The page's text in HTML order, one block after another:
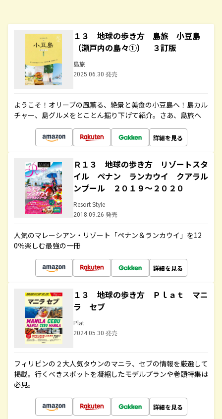
１３ 地球の歩き方 島旅 小豆島
（瀬戸内の島々①） ３訂版
島旅
2025.06.30 発売
ようこそ！オリーブの風薫る、絶景と美食の小豆島へ！島カル
チャー、島グルメをとことん掘り下げて紹介。さあ、島旅へ
詳細を見る
Ｒ１３ 地球の歩き方 リゾートスタ
イル ペナン ランカウイ クアラル
ンプール ２０１９～２０２０
Resort Style
2018.09.26 発売
人気のマレーシアン・リゾート「ペナン＆ランカウイ」を12
0％楽しむ最強の一冊
詳細を見る
１３ 地球の歩き方 Ｐｌａｔ マニ
ラ セブ
Plat
2024.05.30 発売
フィリピンの２大人気タウンのマニラ、セブの情報を厳選して
掲載。行くべきスポットを凝縮したモデルプランや巻頭特集は
必見。
詳細を見る